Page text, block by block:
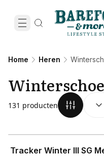
Home Heren
131 producten
Tracker Winter III SG